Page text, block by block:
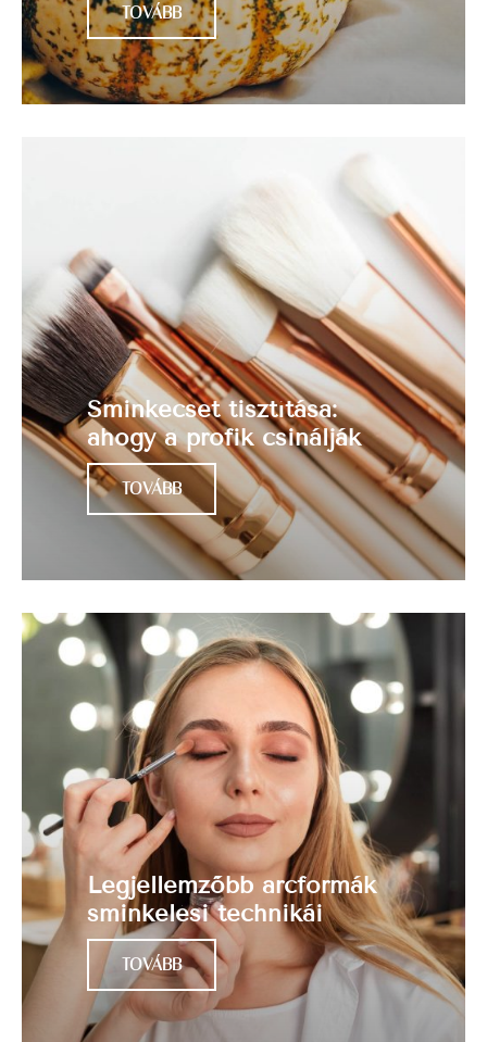
TOVÁBB
Sminkecset tisztítása:
ahogy a profik csinálják
TOVÁBB
Legjellemzőbb arcformák
sminkelési technikái
TOVÁBB